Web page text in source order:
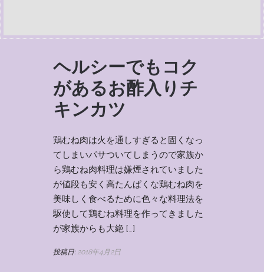
ヘルシーでもコク
があるお酢入りチ
キンカツ
鶏むね肉は火を通しすぎると固くなっ
てしまいパサついてしまうので家族か
ら鶏むね肉料理は嫌煙されていました
が値段も安く高たんぱくな鶏むね肉を
美味しく食べるために色々な料理法を
駆使して鶏むね料理を作ってきました
が家族からも大絶 […]
投稿日: 2018年4月2日